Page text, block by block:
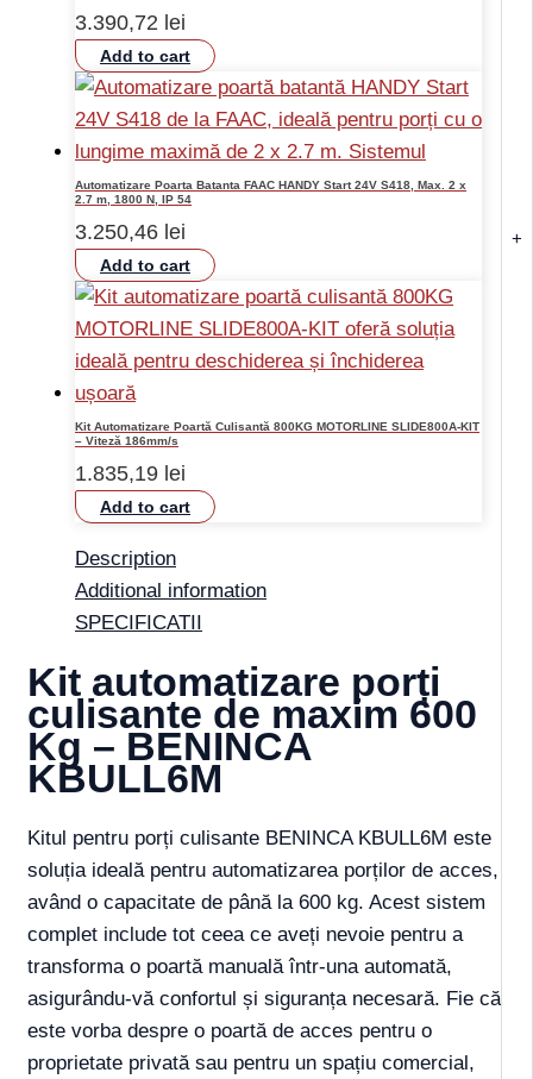
+
3.390,72 lei
Add to cart
Automatizare Poarta Batanta FAAC HANDY Start 24V S418, Max. 2 x
2.7 m, 1800 N, IP 54
3.250,46 lei
Add to cart
Kit Automatizare Poartă Culisantă 800KG MOTORLINE SLIDE800A-KIT
– Viteză 186mm/s
1.835,19 lei
Add to cart
Description
Additional information
SPECIFICATII
Kit automatizare porți
culisante de maxim 600
Kg – BENINCA
KBULL6M
Kitul pentru porți culisante BENINCA KBULL6M este
soluția ideală pentru automatizarea porților de acces,
având o capacitate de până la 600 kg. Acest sistem
complet include tot ceea ce aveți nevoie pentru a
transforma o poartă manuală într-una automată,
asigurându-vă confortul și siguranța necesară. Fie că
este vorba despre o poartă de acces pentru o
proprietate privată sau pentru un spațiu comercial,